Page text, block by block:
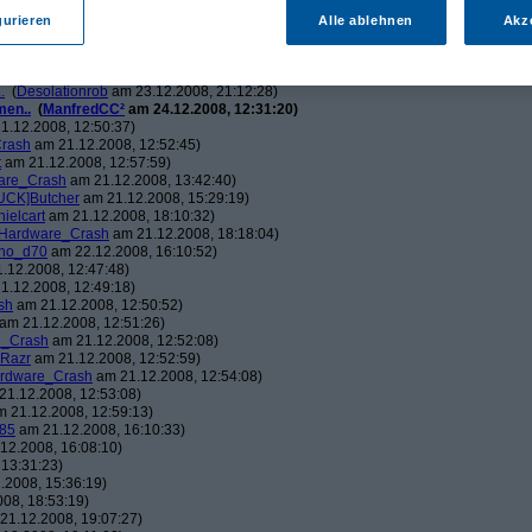
am 23.12.2008, 08:25:26)
(Desolationrob am 23.12.2008, 21:12:28)
(ManfredCC² am 24.12.2008, 12:31:20)
12:50:37)
am 21.12.2008, 12:52:45)
am 21.12.2008, 12:57:59)
am 21.12.2008, 13:42:40)
am 21.12.2008, 15:29:19)
am 21.12.2008, 18:10:32)
Hardware_Crash am 21.12.2008, 18:18:04)
am 22.12.2008, 16:10:52)
12:47:48)
12:49:18)
am 21.12.2008, 12:50:52)
am 21.12.2008, 12:51:26)
am 21.12.2008, 12:52:08)
am 21.12.2008, 12:52:59)
am 21.12.2008, 12:54:08)
12:53:08)
21.12.2008, 12:59:13)
am 21.12.2008, 16:10:33)
16:08:10)
15:36:19)
18:53:19)
19:07:27)
Alle ablehnen